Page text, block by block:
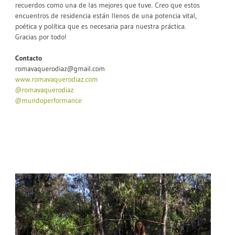
recuerdos como una de las mejores que tuve. Creo que estos
encuentros de residencia están llenos de una potencia vital,
poética y política que es necesaria para nuestra práctica.
Gracias por todo!
Contacto
romavaquerodiaz@gmail.com
www.romavaquerodiaz.com
@romavaquerodiaz
@mundoperformance